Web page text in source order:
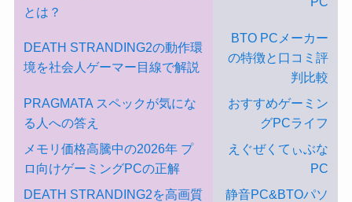
とは？
DEATH STRANDING2の動作環
境を社会人ゲーマー目線で解説
BTO PCメーカー
の特徴と口コミ評
判比較
PRAGMATA スペックが気にな
る人への答え
おすすめゲーミン
グPCライフ
メモリ価格高騰中の2026年 プ
ロ向けゲーミングPCの正解
えぐぜくてぃぶな
PC
DEATH STRANDING2を高画質
静音PC&BTOパソ